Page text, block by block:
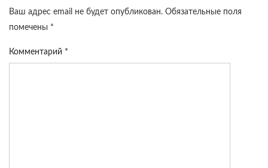
Ваш адрес email не будет опубликован. Обязательные поля
помечены *
Комментарий *